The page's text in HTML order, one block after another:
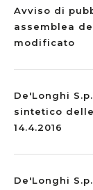
Avviso di
assemblea
modificato
De'Longhi
sintetico
14.4.2016
De'Longhi